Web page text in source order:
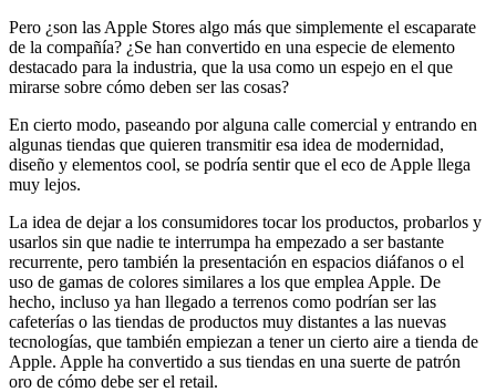
Pero ¿son las Apple Stores algo más que simplemente el escaparate
de la compañía? ¿Se han convertido en una especie de elemento
destacado para la industria, que la usa como un espejo en el que
mirarse sobre cómo deben ser las cosas?
En cierto modo, paseando por alguna calle comercial y entrando en
algunas tiendas que quieren transmitir esa idea de modernidad,
diseño y elementos cool, se podría sentir que el eco de Apple llega
muy lejos.
La idea de dejar a los consumidores tocar los productos, probarlos y
usarlos sin que nadie te interrumpa ha empezado a ser bastante
recurrente, pero también la presentación en espacios diáfanos o el
uso de gamas de colores similares a los que emplea Apple. De
hecho, incluso ya han llegado a terrenos como podrían ser las
cafeterías o las tiendas de productos muy distantes a las nuevas
tecnologías, que también empiezan a tener un cierto aire a tienda de
Apple. Apple ha convertido a sus tiendas en una suerte de patrón
oro de cómo debe ser el retail.